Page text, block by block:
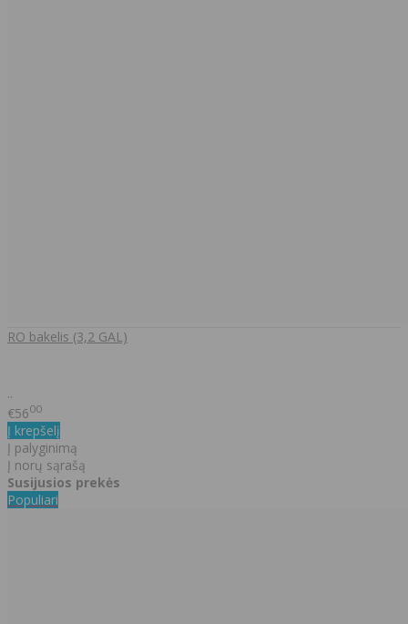
RO bakelis (3,2 GAL)
..
€5600
Į krepšelį
Į palyginimą
Į norų sąrašą
Susijusios prekės
Populiari